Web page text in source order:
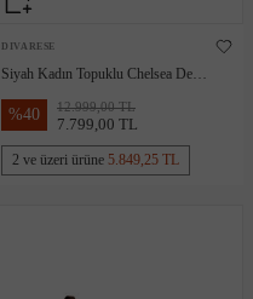
DIVARESE
Siyah Kadın Topuklu Chelsea Deri
Bot
%40 12.999,00 TL
7.799,00 TL
2 ve üzeri ürüne 5.849,25 TL